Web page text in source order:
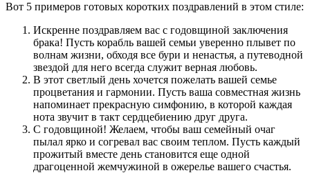
Вот 5 примеров готовых коротких поздравлений в этом стиле:
Искренне поздравляем вас с годовщиной заключения
брака! Пусть корабль вашей семьи уверенно плывет по
волнам жизни, обходя все бури и ненастья, а путеводной
звездой для него всегда служит верная любовь.
В этот светлый день хочется пожелать вашей семье
процветания и гармонии. Пусть ваша совместная жизнь
напоминает прекрасную симфонию, в которой каждая
нота звучит в такт сердцебиению друг друга.
С годовщиной! Желаем, чтобы ваш семейный очаг
пылал ярко и согревал вас своим теплом. Пусть каждый
прожитый вместе день становится еще одной
драгоценной жемчужиной в ожерелье вашего счастья.